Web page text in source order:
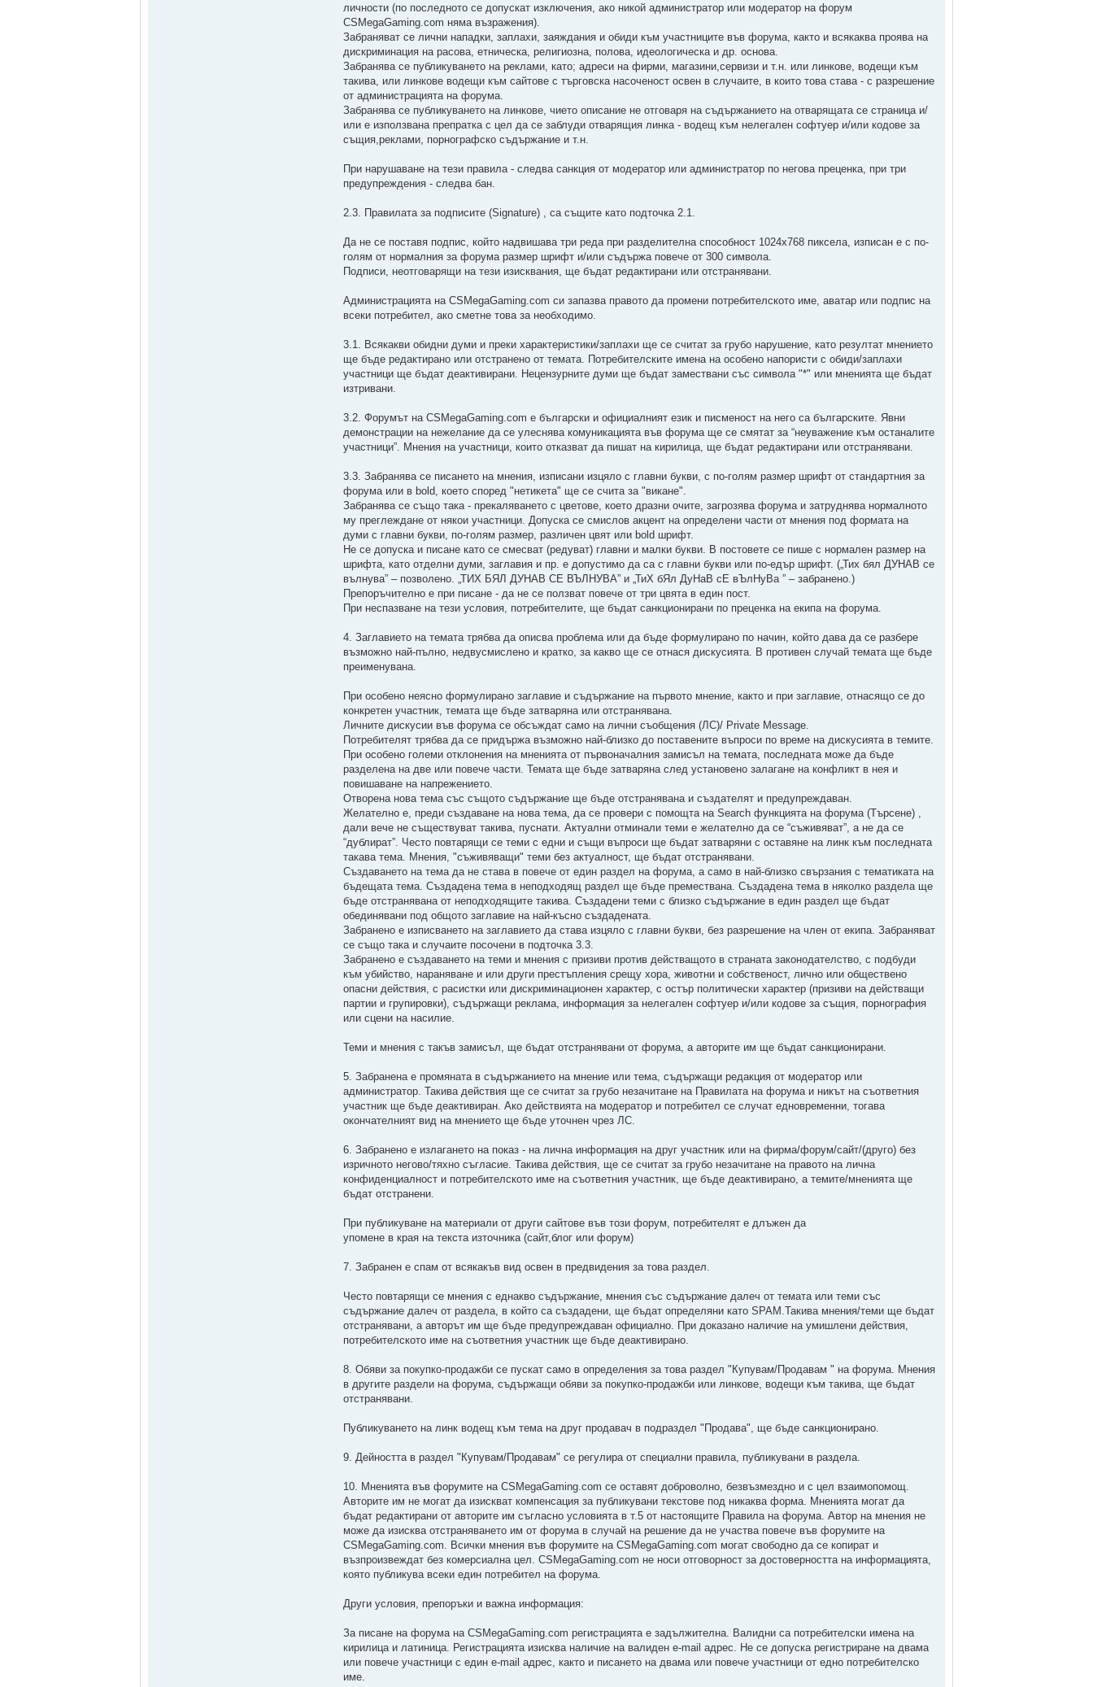
личности (по последното се допускат изключения, ако никой администратор или модератор на форум
CSMegaGaming.com няма възражения).
Забраняват се лични нападки, заплахи, заяждания и обиди към участниците във форума, както и всякаква проява на
дискриминация на расова, етническа, религиозна, полова, идеологическа и др. основа.
Забранява се публикуването на реклами, като; адреси на фирми, магазини,сервизи и т.н. или линкове, водещи към
такива, или линкове водещи към сайтове с търговска насоченост освен в случаите, в които това става - с разрешение
от администрацията на форума.
Забранява се публикуването на линкове, чието описание не отговаря на съдържанието на отварящата се страница и/
или е използвана препратка с цел да се заблуди отварящия линка - водещ към нелегален софтуер и/или кодове за
същия,реклами, порнографско съдържание и т.н.
При нарушаване на тези правила - следва санкция от модератор или администратор по негова преценка, при три
предупреждения - следва бан.
2.3. Правилата за подписите (Signature) , са същите като подточка 2.1.
Да не се поставя подпис, който надвишава три реда при разделителна способност 1024х768 пиксела, изписан е с по-
голям от нормалния за форума размер шрифт и/или съдържа повече от 300 символа.
Подписи, неотговарящи на тези изисквания, ще бъдат редактирани или отстранявани.
Администрацията на CSMegaGaming.com си запазва правото да промени потребителското име, аватар или подпис на
всеки потребител, ако сметне това за необходимо.
3.1. Всякакви обидни думи и преки характеристики/заплахи ще се считат за грубо нарушение, като резултат мнението
ще бъде редактирано или отстранено от темата. Потребителските имена на особено напористи с обиди/заплахи
участници ще бъдат деактивирани. Нецензурните думи ще бъдат замествани със символа "*" или мненията ще бъдат
изтривани.
3.2. Форумът на CSMegaGaming.com е български и официалният език и писменост на него са българските. Явни
демонстрации на нежелание да се улеснява комуникацията във форума ще се смятат за “неуважение към останалите
участници”. Мнения на участници, които отказват да пишат на кирилица, ще бъдат редактирани или отстранявани.
3.3. Забранява се писането на мнения, изписани изцяло с главни букви, с по-голям размер шрифт от стандартния за
форума или в bold, което според "нетикета" ще се счита за "викане".
Забранява се също така - прекаляването с цветове, което дразни очите, загрозява форума и затруднява нормалното
му преглеждане от някои участници. Допуска се смислов акцент на определени части от мнения под формата на
думи с главни букви, по-голям размер, различен цвят или bold шрифт.
Не се допуска и писане като се смесват (редуват) главни и малки букви. В постовете се пише с нормален размер на
шрифта, като отделни думи, заглавия и пр. е допустимо да са с главни букви или по-едър шрифт. („Тих бял ДУНАВ се
вълнува” – позволено. „ТИХ БЯЛ ДУНАВ СЕ ВЪЛНУВА” и „ТиХ бЯл ДуНаВ сЕ вЪлНуВа ” – забранено.)
Препоръчително е при писане - да не се ползват повече от три цвята в един пост.
При неспазване на тези условия, потребителите, ще бъдат санкционирани по преценка на екипа на форума.
4. Заглавието на темата трябва да описва проблема или да бъде формулирано по начин, който дава да се разбере
възможно най-пълно, недвусмислено и кратко, за какво ще се отнася дискусията. В противен случай темата ще бъде
преименувана.
При особено неясно формулирано заглавие и съдържание на първото мнение, както и при заглавие, отнасящо се до
конкретен участник, темата ще бъде затваряна или отстранявана.
Личните дискусии във форума се обсъждат само на лични съобщения (ЛС)/ Private Message.
Потребителят трябва да се придържа възможно най-близко до поставените въпроси по време на дискусията в темите.
При особено големи отклонения на мненията от първоначалния замисъл на темата, последната може да бъде
разделена на две или повече части. Темата ще бъде затваряна след установено залагане на конфликт в нея и
повишаване на напрежението.
Отворена нова тема със същото съдържание ще бъде отстранявана и създателят и предупреждаван.
Желателно е, преди създаване на нова тема, да се провери с помощта на Search функцията на форума (Търсене) ,
дали вече не съществуват такива, пуснати. Актуални отминали теми е желателно да се “съживяват”, а не да се
“дублират”. Често повтарящи се теми с едни и същи въпроси ще бъдат затваряни с оставяне на линк към последната
такава тема. Мнения, "съживяващи" теми без актуалност, ще бъдат отстранявани.
Създаването на тема да не става в повече от един раздел на форума, а само в най-близко свързания с тематиката на
бъдещата тема. Създадена тема в неподходящ раздел ще бъде премествана. Създадена тема в няколко раздела ще
бъде отстранявана от неподходящите такива. Създадени теми с близко съдържание в един раздел ще бъдат
обединявани под общото заглавие на най-късно създадената.
Забранено е изписването на заглавието да става изцяло с главни букви, без разрешение на член от екипа. Забраняват
се също така и случаите посочени в подточка 3.3.
Забранено е създаването на теми и мнения с призиви против действащото в страната законодателство, с подбуди
към убийство, нараняване и или други престъпления срещу хора, животни и собственост, лично или обществено
опасни действия, с расистки или дискриминационен характер, с остър политически характер (призиви на действащи
партии и групировки), съдържащи реклама, информация за нелегален софтуер и/или кодове за същия, порнография
или сцени на насилие.
Теми и мнения с такъв замисъл, ще бъдат отстранявани от форума, а авторите им ще бъдат санкционирани.
5. Забранена е промяната в съдържанието на мнение или тема, съдържащи редакция от модератор или
администратор. Такива действия ще се считат за грубо незачитане на Правилата на форума и никът на съответния
участник ще бъде деактивиран. Ако действията на модератор и потребител се случат едновременни, тогава
окончателният вид на мнението ще бъде уточнен чрез ЛС.
6. Забранено е излагането на показ - на лична информация на друг участник или на фирма/форум/сайт/(друго) без
изричното негово/тяхно съгласие. Такива действия, ще се считат за грубо незачитане на правото на лична
конфиденциалност и потребителското име на съответния участник, ще бъде деактивирано, а темите/мненията ще
бъдат отстранени.
При публикуване на материали от други сайтове във този форум, потребителят е длъжен да
упомене в края на текста източника (сайт,блог или форум)
7. Забранен е спам от всякакъв вид освен в предвидения за това раздел.
Често повтарящи се мнения с еднакво съдържание, мнения със съдържание далеч от темата или теми със
съдържание далеч от раздела, в който са създадени, ще бъдат определяни като SPAM.Такива мнения/теми ще бъдат
отстранявани, а авторът им ще бъде предупреждаван официално. При доказано наличие на умишлени действия,
потребителското име на съответния участник ще бъде деактивирано.
8. Обяви за покупко-продажби се пускат само в определения за това раздел "Купувам/Продавам " на форума. Мнения
в другите раздели на форума, съдържащи обяви за покупко-продажби или линкове, водещи към такива, ще бъдат
отстранявани.
Публикуването на линк водещ към тема на друг продавач в подраздел "Продава", ще бъде санкционирано.
9. Дейността в раздел "Купувам/Продавам" се регулира от специални правила, публикувани в раздела.
10. Мненията във форумите на CSMegaGaming.com се оставят доброволно, безвъзмездно и с цел взаимопомощ.
Авторите им не могат да изискват компенсация за публикувани текстове под никаква форма. Мненията могат да
бъдат редактирани от авторите им съгласно условията в т.5 от настоящите Правила на форума. Автор на мнения не
може да изисква отстраняването им от форума в случай на решение да не участва повече във форумите на
CSMegaGaming.com. Всички мнения във форумите на CSMegaGaming.com могат свободно да се копират и
възпроизвеждат без комерсиална цел. CSMegaGaming.com не носи отговорност за достоверността на информацията,
която публикува всеки един потребител на форума.
Други условия, препоръки и важна информация:
За писане на форума на CSMegaGaming.com регистрацията е задължителна. Валидни са потребителски имена на
кирилица и латиница. Регистрацията изисква наличие на валиден e-mail адрес. Не се допуска регистриране на двама
или повече участници с един e-mail aдрес, както и писането на двама или повече участници от едно потребителско
име.